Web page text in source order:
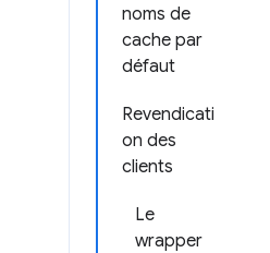
noms de
cache par
défaut
Revendicati
on des
clients
Le
wrapper